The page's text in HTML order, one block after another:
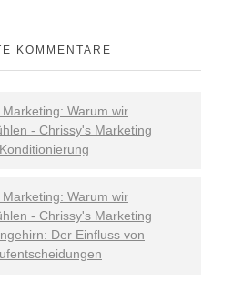
KOMMENTARE
Warum wir
- Chrissy's Marketing
Warum wir
- Chrissy's Marketing
Der Einfluss von